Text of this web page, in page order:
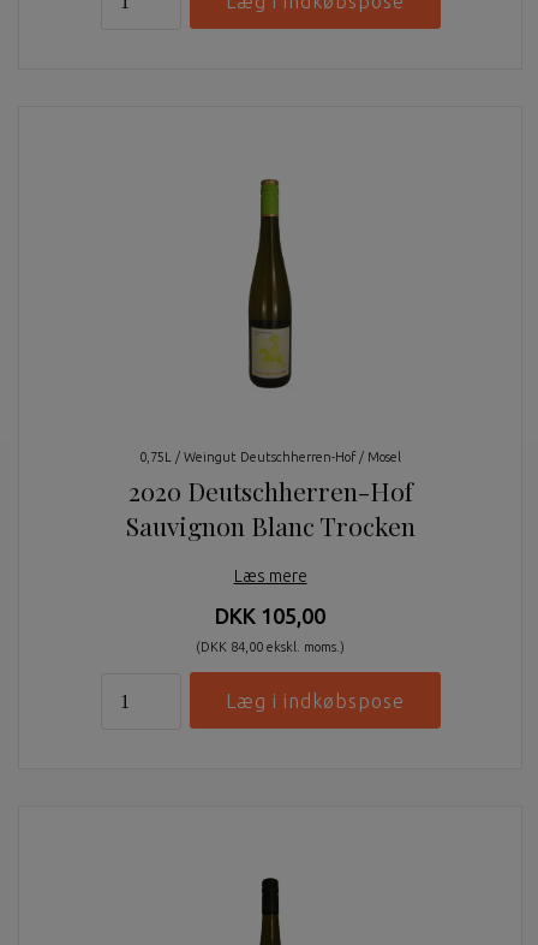
0,75L / Weingut Deutschherren-Hof / Mosel
2020 Deutschherren-Hof
Sauvignon Blanc Trocken
Læs mere
DKK 105,00
(DKK 84,00 ekskl. moms.)